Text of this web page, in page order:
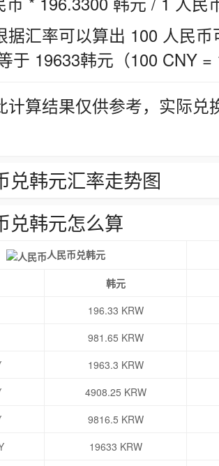
据汇率可以算出 100 人民
于 19633韩元（100 CNY =
计算结果仅供参考，实际
兑韩元汇率走势图
兑韩元怎么算
人民币兑韩元
韩元
196.33 KRW
981.65 KRW
1963.3 KRW
4908.25 KRW
9816.5 KRW
19633 KRW